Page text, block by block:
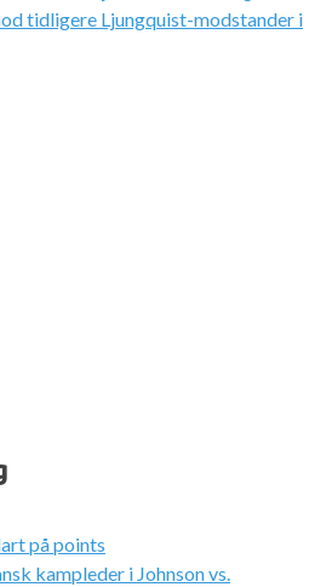
tidligere Ljungquist-modstander i
på points
kampleder i Johnson vs.